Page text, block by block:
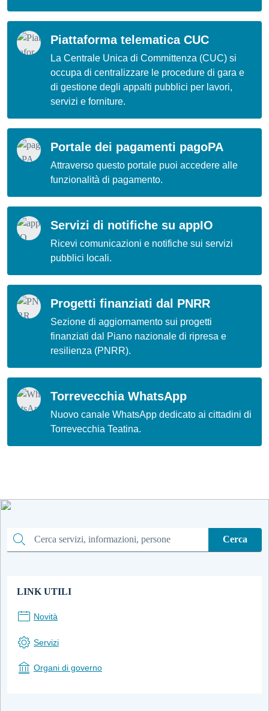
Piattaforma telematica CUC
La Centrale Unica di Committenza (CUC) si
occupa di centralizzare le procedure di gara e
di gestione degli appalti pubblici per lavori,
servizi e forniture.
Portale dei pagamenti pagoPA
Attraverso questo portale puoi accedere alle
funzionalità di pagamento.
Servizi di notifiche su appIO
Ricevi comunicazioni e notifiche sui servizi
pubblici locali.
Progetti finanziati dal PNRR
Sezione di aggiornamento sui progetti
finanziati dal Piano nazionale di ripresa e
resilienza (PNRR).
Torrevecchia WhatsApp
Nuovo canale WhatsApp dedicato ai cittadini di
Torrevecchia Teatina.
Cerca
Cerca
LINK UTILI
Novità
Servizi
Organi di governo